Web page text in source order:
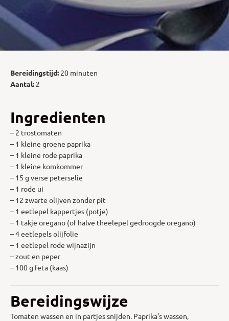
Bereidingstijd: 20 minuten
Aantal: 2
Ingredienten
– 2 trostomaten
– 1 kleine groene paprika
– 1 kleine rode paprika
– 1 kleine komkommer
– 15 g verse peterselie
– 1 rode ui
– 12 zwarte olijven zonder pit
– 1 eetlepel kappertjes (potje)
– 1 takje oregano (of halve theelepel gedroogde oregano)
– 4 eetlepels olijfolie
– 1 eetlepel rode wijnazijn
– zout en peper
– 100 g feta (kaas)
Bereidingswijze
Tomaten wassen en in partjes snijden. Paprika’s wassen,